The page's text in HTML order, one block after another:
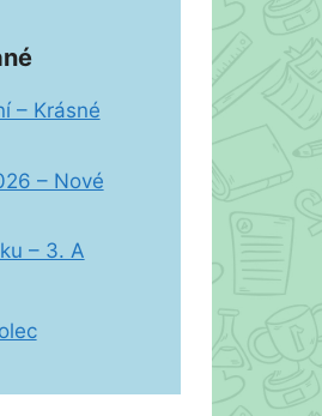
– Krásné
– Nové
– 3. A